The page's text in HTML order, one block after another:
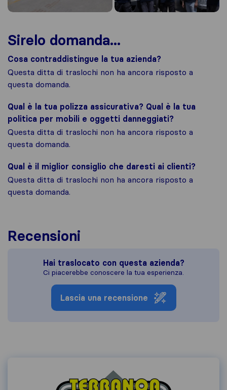
Sirelo domanda...
Cosa contraddistingue la tua azienda?
Questa ditta di traslochi non ha ancora risposto a
questa domanda.
Qual è la tua polizza assicurativa? Qual è la tua
politica per mobili e oggetti danneggiati?
Questa ditta di traslochi non ha ancora risposto a
questa domanda.
Qual è il miglior consiglio che daresti ai clienti?
Questa ditta di traslochi non ha ancora risposto a
questa domanda.
Recensioni
Hai traslocato con questa azienda?
Ci piacerebbe conoscere la tua esperienza.
Lascia una recensione